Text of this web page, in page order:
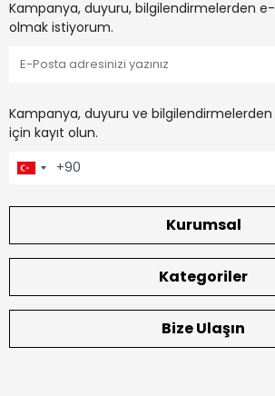
Kampanya, duyuru, bilgilendirmelerden
olmak istiyorum.
Kampanya, duyuru ve
için kayıt olun.
Kurumsal
Kategoriler
Bize Ulaşın